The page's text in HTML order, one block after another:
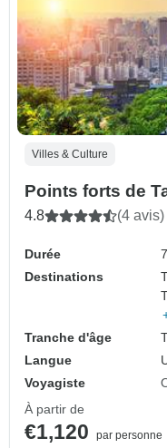
Villes & Culture
Points forts de
4.8 (4 avis)
Durée
Destinations
Tranche d'âge
Langue
Voyagiste
À partir de
€1,120
par personne